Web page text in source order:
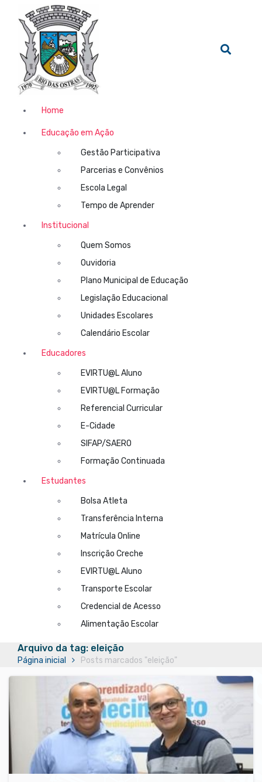
Home
Educação em Ação
Gestão Participativa
Parcerias e Convênios
Escola Legal
Tempo de Aprender
Institucional
Quem Somos
Ouvidoria
Plano Municipal de Educação
Legislação Educacional
Unidades Escolares
Calendário Escolar
Educadores
EVIRTU@L Aluno
EVIRTU@L Formação
Referencial Curricular
E-Cidade
SIFAP/SAERO
Formação Continuada
Estudantes
Bolsa Atleta
Transferência Interna
Matrícula Online
Inscrição Creche
EVIRTU@L Aluno
Transporte Escolar
Credencial de Acesso
Alimentação Escolar
Arquivo da tag: eleição
Página inicial Posts marcados "eleição"